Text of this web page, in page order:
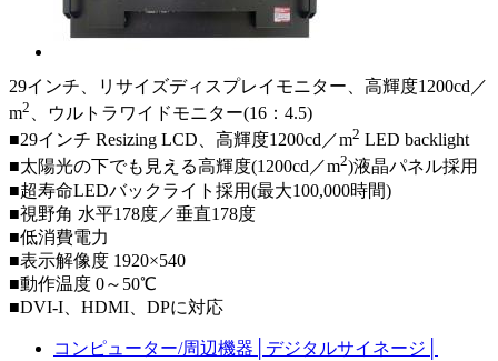
29インチ、リサイズディスプレイモニター、高輝度1200cd／
m2
、ウルトラワイドモニター(16：4.5)
■29インチ Resizing LCD、高輝度1200cd／m2 LED backlight
■太陽光の下でも見える高輝度(1200cd／m2)液晶パネル採用
■超寿命LEDバックライト採用(最大100,000時間)
■視野角 水平178度／垂直178度
■低消費電力
■表示解像度 1920×540
■動作温度 0～50℃
■DVI-I、HDMI、DPに対応
コンピューター/周辺機器 デジタルサイネージ